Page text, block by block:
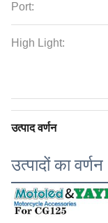
Port:
High Light:
उत्पाद वर्णन
उत्पादों का वर्णन